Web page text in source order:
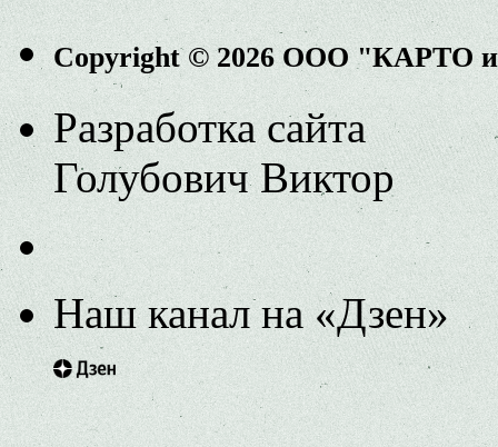
Copyright © 2026 ООО "КАРТО
Разработка сайта
Голубович Виктор
Наш канал на «Дзен»